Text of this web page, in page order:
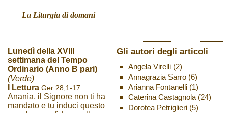
La Liturgia di domani
Lunedì della XVIII
settimana del Tempo
Ordinario (Anno B pari)
(Verde)
I Lettura Ger 28,1-17
Ananìa, il Signore non ti ha
mandato e tu induci questo
Gli autori degli articoli
Angela Virelli(2)
Annagrazia Sarro(6)
Arianna Fontanelli(1)
Caterina Castagnola(24)
Dorotea Petriglieri(5)